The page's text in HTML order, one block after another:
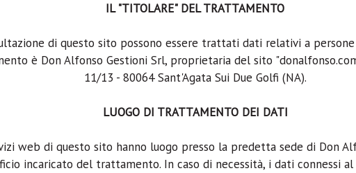
IL "TITOLARE" DEL TRATTAMENTO
di questo sito possono essere trattati dati relativi a
è Don Alfonso Gestioni Srl, proprietaria del sito
11/13 - 80064 Sant'Agata Sui Due Golfi (NA).
LUOGO DI TRATTAMENTO DEI DATI
web di questo sito hanno luogo presso la predetta sede di Don
incaricato del trattamento. In caso di necessità, i dati connessi